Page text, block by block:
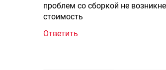
проблем со сборкой не
стоимость
Ответить